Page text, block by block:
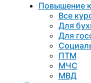
Повышение
Все
Для
Для
ПТМ
МЧС
МВД